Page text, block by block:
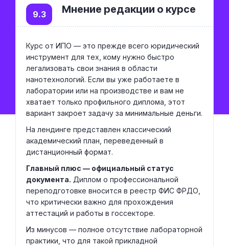
Мнение редакции о курсе
9.3
Курс от ИПО — это прежде всего юридический
инструмент для тех, кому нужно быстро
легализовать свои знания в области
нанотехнологий. Если вы уже работаете в
лаборатории или на производстве и вам не
хватает только профильного диплома, этот
вариант закроет задачу за минимальные деньги.
На лендинге представлен классический
академический план, переведенный в
дистанционный формат.
Главный плюс — официальный статус
документа. Диплом о профессиональной
переподготовке вносится в реестр ФИС ФРДО,
что критически важно для прохождения
аттестаций и работы в госсекторе.
Из минусов — полное отсутствие лабораторной
практики, что для такой прикладной